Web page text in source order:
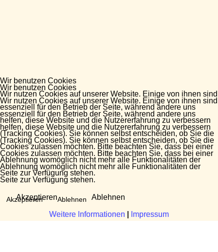
Wir benutzen Cookies
Wir nutzen Cookies auf unserer Website. Einige von ihnen sind
essenziell für den Betrieb der Seite, während andere uns
helfen, diese Website und die Nutzererfahrung zu verbessern
(Tracking Cookies). Sie können selbst entscheiden, ob Sie die
Cookies zulassen möchten. Bitte beachten Sie, dass bei einer
Ablehnung womöglich nicht mehr alle Funktionalitäten der
Seite zur Verfügung stehen.
Akzeptieren Ablehnen
Weitere Informationen Impressum
Wir benutzen Cookies
Wir nutzen Cookies auf unserer Website. Einige von ihnen sind
essenziell für den Betrieb der Seite, während andere uns
helfen, diese Website und die Nutzererfahrung zu verbessern
(Tracking Cookies). Sie können selbst entscheiden, ob Sie die
Cookies zulassen möchten. Bitte beachten Sie, dass bei einer
Ablehnung womöglich nicht mehr alle Funktionalitäten der
Seite zur Verfügung stehen.
Akzeptieren Ablehnen
Weitere Informationen Impressum